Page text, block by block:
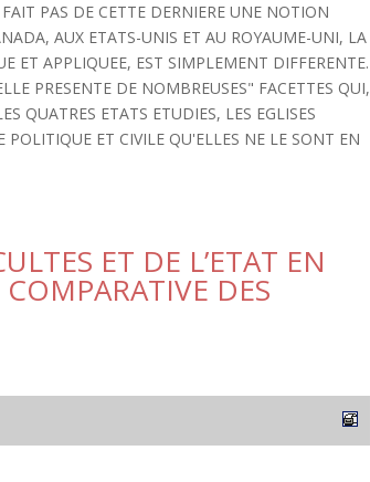
PAS DE CETTE DERNIERE UNE NOTION
AUX ETATS-UNIS ET AU ROYAUME-UNI, LA
ET APPLIQUEE, EST SIMPLEMENT DIFFERENTE.
PRESENTE DE NOMBREUSES" FACETTES QUI,
QUATRES ETATS ETUDIES, LES EGLISES
POLITIQUE ET CIVILE QU'ELLES NE LE SONT EN
ET DE L’ETAT EN
DES